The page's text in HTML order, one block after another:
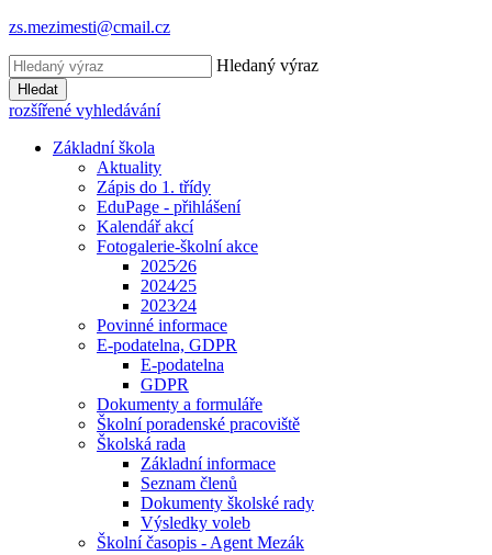
zs.mezimesti@cmail.cz
Hledaný výraz
Hledat
rozšířené vyhledávání
Základní škola
Aktuality
Zápis do 1. třídy
EduPage - přihlášení
Kalendář akcí
Fotogalerie-školní akce
2025⁄26
2024⁄25
2023⁄24
Povinné informace
E-podatelna, GDPR
E-podatelna
GDPR
Dokumenty a formuláře
Školní poradenské pracoviště
Školská rada
Základní informace
Seznam členů
Dokumenty školské rady
Výsledky voleb
Školní časopis - Agent Mezák